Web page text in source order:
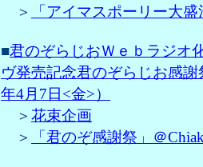
＞
「アイマスポーリー大
■君のぞらじおＷｅｂラジオ
ヴ発売記念君のぞらじお感謝
年4月7日<金>）
＞ 花束企画
＞
「君のぞ感謝祭」＠